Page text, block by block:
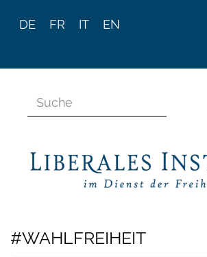
DE FR IT EN
#WAHLFREIHEIT